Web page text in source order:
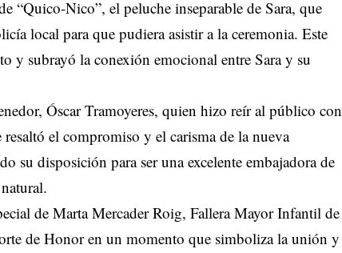
“Quico-Nico”, el peluche inseparable de Sara, que
local para que pudiera asistir a la ceremonia. Este
y subrayó la conexión emocional entre Sara y su
Óscar Tramoyeres, quien hizo reír al público con
el compromiso y el carisma de la nueva
su disposición para ser una excelente embajadora de
de Marta Mercader Roig, Fallera Mayor Infantil de
de Honor en un momento que simboliza la unión y